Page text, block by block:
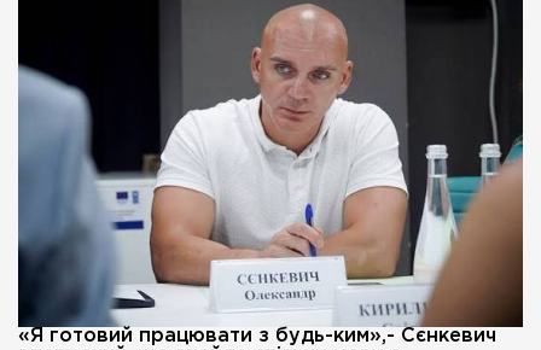
«Я готовий працювати з будь-ким»,- Сєнкевич